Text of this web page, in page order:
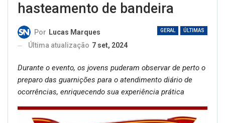
hasteamento de bandeira
GERAL ÚLTIMAS
Por Lucas Marques
Última atualização 7 set, 2024
Durante o evento, os jovens puderam observar de perto o
preparo das guarnições para o atendimento diário de
ocorrências, enriquecendo sua experiência prática